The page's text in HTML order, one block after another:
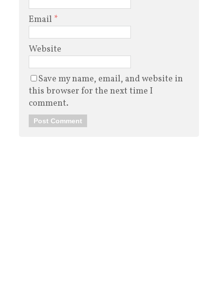
Email *
Website
Save my name, email, and website in
this browser for the next time I
comment.